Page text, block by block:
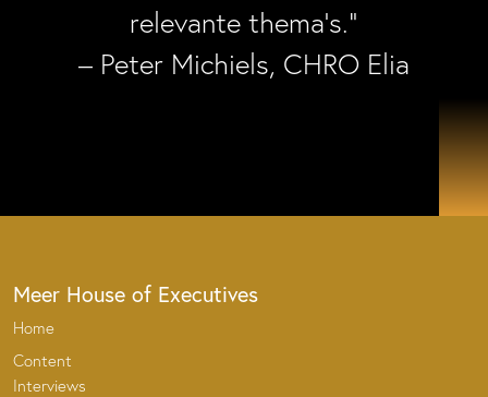
relevante thema’s.”
– Peter Michiels, CHRO Elia
Meer House of Executives
Home
Content
Interviews